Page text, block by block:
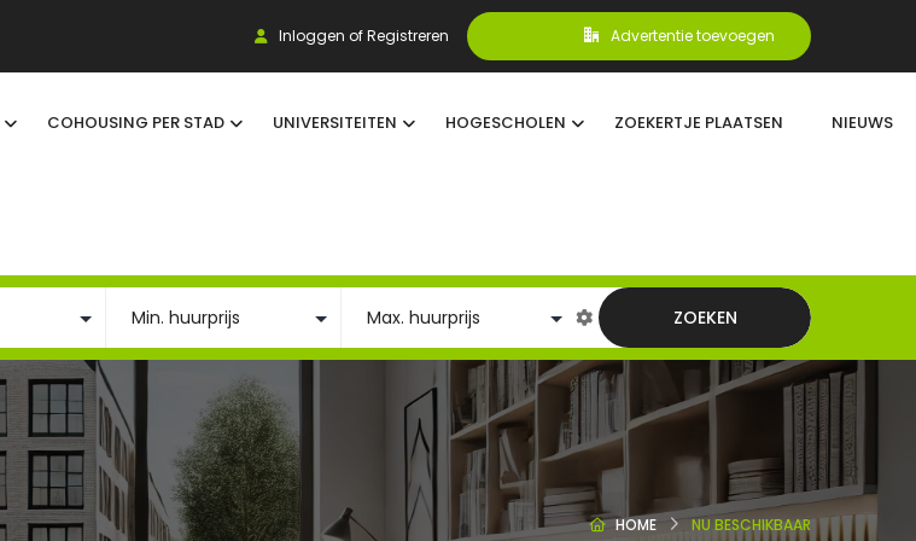
Inloggen of Registreren Advertentie toevoegen
COHOUSING PER STAD UNIVERSITEITEN HOGESCHOLEN ZOEKERTJE PLAATSEN NIEUWS
ZOEKEN
HOME NU BESCHIKBAAR